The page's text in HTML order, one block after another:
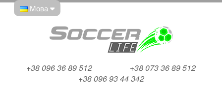
Мова
+38 096 36 89 512
+38 073 36 89 512
+38 096 93 44 342